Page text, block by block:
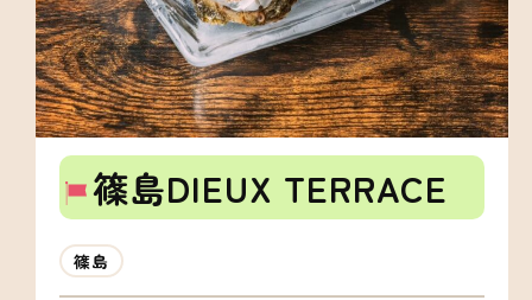
篠島DIEUX TERRACE
篠島